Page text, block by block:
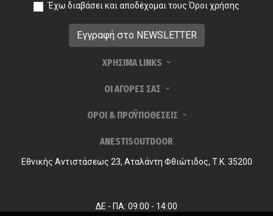
Έχω διαβάσει και αποδέχομαι τους Όροι χρήσης
ΧΡΗΣΙΜΑ LINKS
ΟΙ ΑΓΟΡΕΣ ΣΑΣ
ΟΡΟΙ & ΠΡΟΫΠΟΘΕΣΕΙΣ
ANESTISOUTDOOR
Εθνικής Αντιστάσεως 23, Αταλάντη Φθιώτιδος, Τ.Κ. 35200
ΔΕ - ΠΑ: 09:00 - 14:00